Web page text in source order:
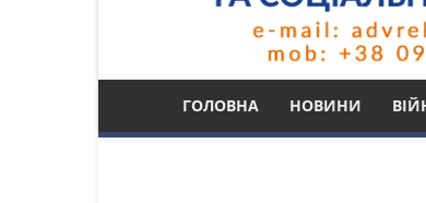
ГОЛОВНА НОВИНИ
Тег: дитячий